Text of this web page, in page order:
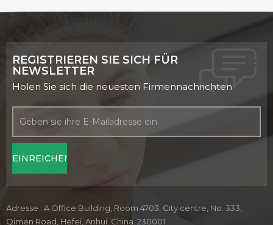
REGISTRIEREN SIE SICH FÜR
NEWSLETTER
Holen Sie sich die neuesten Firmennachrichten
Adresse : A Office Building, Room 4703, City centre, No. 333,
Qimen Road, Hefei, Anhui. China. 230001